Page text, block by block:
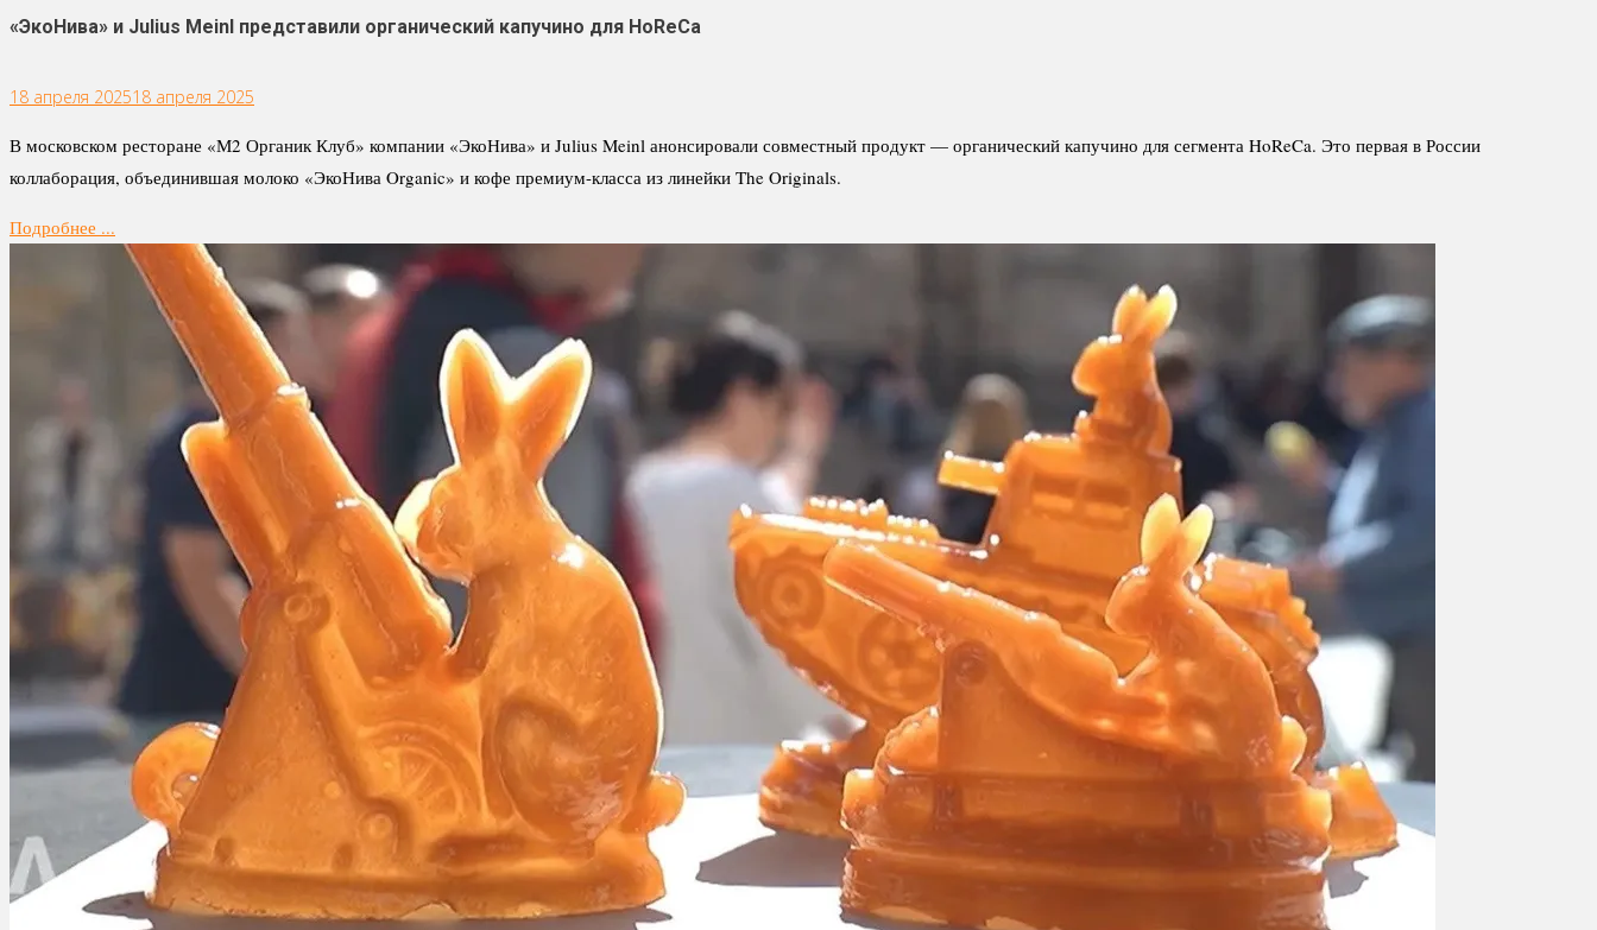
«ЭкоНива» и Julius Meinl представили органический капучино для HoReCa
18 апреля 202518 апреля 2025
В московском ресторане «М2 Органик Клуб» компании «ЭкоНива» и Julius Meinl анонсировали совместный продукт — органический капучино для сегмента HoReCa. Это первая в России
коллаборация, объединившая молоко «ЭкоНива Organic» и кофе премиум-класса из линейки The Originals.
Подробнее ...